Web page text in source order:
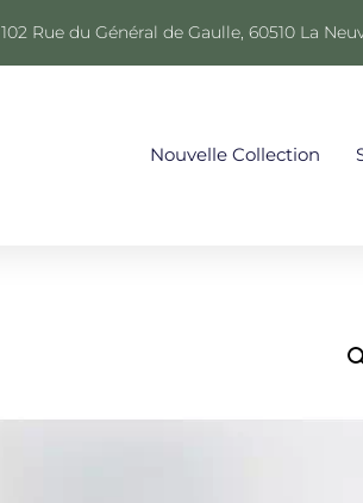
102 Rue du Général de Gaulle, 60510 La
Nouvelle Collection